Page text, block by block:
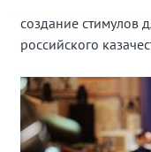
создание стимулов
российского